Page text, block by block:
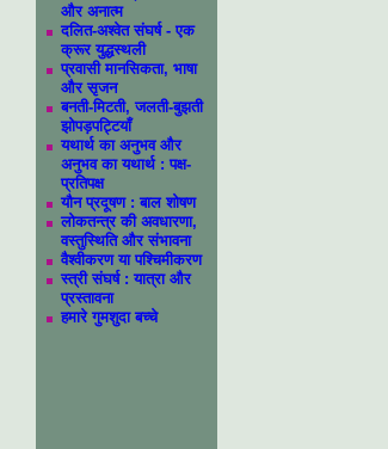
और अनात्म
दलित-अश्वेत संघर्ष - एक
क्रूर युद्धस्थली
प्रवासी मानसिकता, भाषा
और सृजन
बनती-मिटती, जलती-बुझती
झोपड़पट्टियाँ
यथार्थ का अनुभव और
अनुभव का यथार्थ : पक्ष-
प्रतिपक्ष
यौन प्रदूषण : बाल शोषण
लोकतन्त्र की अवधारणा,
वस्तुस्थिति और संभावना
वैश्वीकरण या पश्चिमीकरण
स्त्री संघर्ष : यात्रा और
प्रस्तावना
हमारे गुमशुदा बच्चे